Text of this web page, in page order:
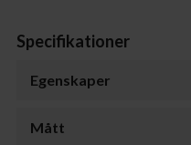
Specifikationer
Egenskaper
Mått